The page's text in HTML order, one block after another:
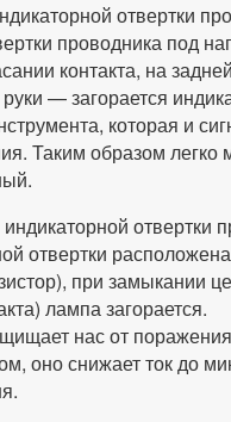
отвертки
проводника под
контакта, на
— загорается
которая и
Таким образом легко
отвертки
отвертки
при замыкании
лампа загорается.
нас от поражения
оно снижает ток до